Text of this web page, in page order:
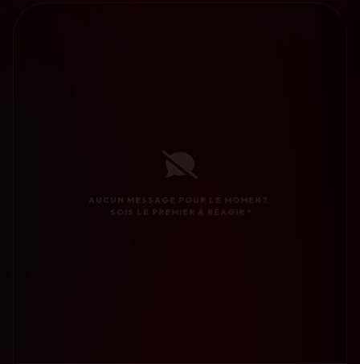
AUCUN MESSAGE POUR LE MOMENT.
SOIS LE PREMIER À RÉAGIR !